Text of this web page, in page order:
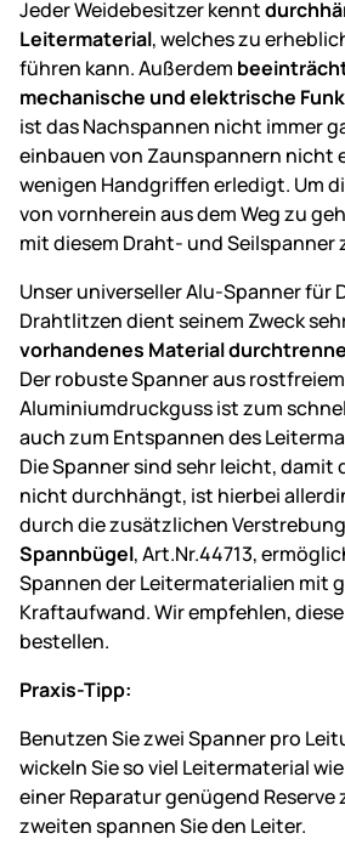
Jeder Weidebesitzer kennt
Leitermaterial, welches zu
führen kann. Außerdem
mechanische und elektrische
ist das Nachspannen nicht immer
einbauen von Zaunspannern nicht
wenigen Handgriffen erledigt. Um
von vornherein aus dem Weg zu
mit diesem Draht- und Seilspanner
Unser universeller Alu-Spanner für
Drahtlitzen dient seinem Zweck
vorhandenes Material
Der robuste Spanner aus rostfreiem
Aluminiumdruckguss ist zum
auch zum Entspannen des
Die Spanner sind sehr leicht, damit
nicht durchhängt, ist hierbei
durch die zusätzlichen
Spannbügel, Art.Nr.44713,
Spannen der Leitermaterialien mit
Kraftaufwand. Wir empfehlen,
bestellen.
Praxis-Tipp:
Benutzen Sie zwei Spanner pro
wickeln Sie so viel Leitermaterial
einer Reparatur genügend Reserve
zweiten spannen Sie den Leiter.